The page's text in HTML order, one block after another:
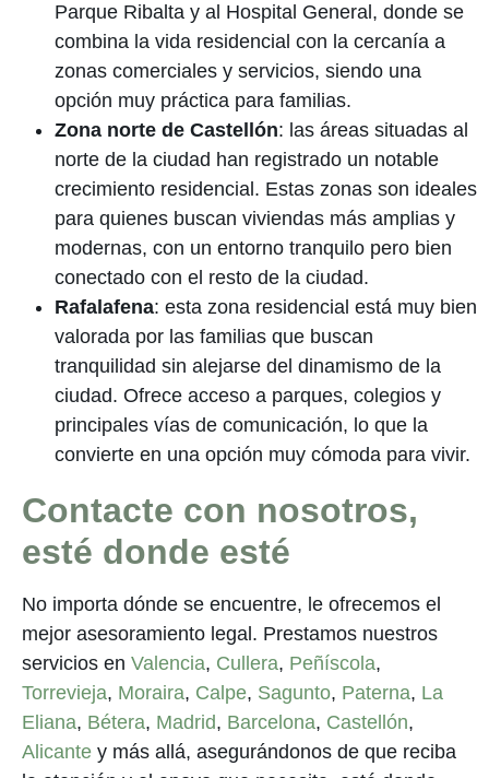
Parque Ribalta y al Hospital General, donde se
combina la vida residencial con la cercanía a
zonas comerciales y servicios, siendo una
opción muy práctica para familias.
Zona norte de Castellón: las áreas situadas al
norte de la ciudad han registrado un notable
crecimiento residencial. Estas zonas son ideales
para quienes buscan viviendas más amplias y
modernas, con un entorno tranquilo pero bien
conectado con el resto de la ciudad.
Rafalafena: esta zona residencial está muy bien
valorada por las familias que buscan
tranquilidad sin alejarse del dinamismo de la
ciudad. Ofrece acceso a parques, colegios y
principales vías de comunicación, lo que la
convierte en una opción muy cómoda para vivir.
Contacte con nosotros,
esté donde esté
No importa dónde se encuentre, le ofrecemos el
mejor asesoramiento legal. Prestamos nuestros
servicios en Valencia, Cullera, Peñíscola,
Torrevieja, Moraira, Calpe, Sagunto, Paterna, La
Eliana, Bétera, Madrid, Barcelona, Castellón,
Alicante y más allá, asegurándonos de que reciba